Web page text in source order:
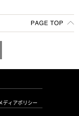
ディアポリシー